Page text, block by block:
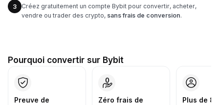
3
Créez gratuitement un compte Bybit pour convertir, acheter,
vendre ou trader des crypto, sans frais de conversion.
Pourquoi convertir sur Bybit
Preuve de
Zéro frais de
Plus de